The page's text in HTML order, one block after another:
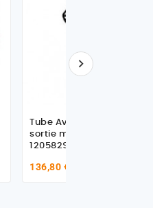
Tube Avant échappement
sortie moteur, pour Daf
1205829
136,80 €
